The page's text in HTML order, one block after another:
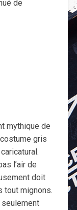
de
mythique de
gris
l’air de
doit
tout mignons.